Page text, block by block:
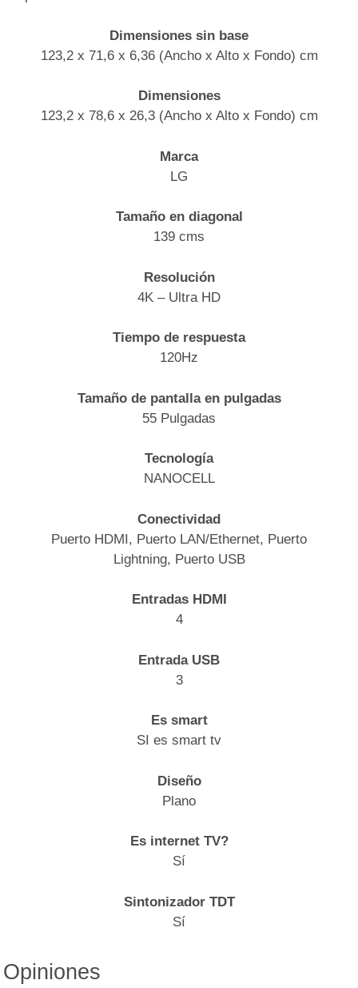
Dimensiones sin base
123,2 x 71,6 x 6,36 (Ancho x Alto x Fondo) cm
Dimensiones
123,2 x 78,6 x 26,3 (Ancho x Alto x Fondo) cm
Marca
LG
Tamaño en diagonal
139 cms
Resolución
4K – Ultra HD
Tiempo de respuesta
120Hz
Tamaño de pantalla en pulgadas
55 Pulgadas
Tecnología
NANOCELL
Conectividad
Puerto HDMI, Puerto LAN/Ethernet, Puerto
Lightning, Puerto USB
Entradas HDMI
4
Entrada USB
3
Es smart
SI es smart tv
Diseño
Plano
Es internet TV?
Sí
Sintonizador TDT
Sí
Opiniones